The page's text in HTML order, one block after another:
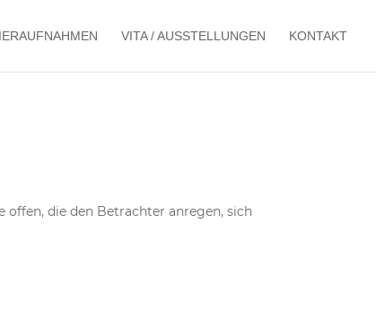
VITA / AUSSTELLUNGEN KONTAKT
offen, die den Betrachter anregen, sich